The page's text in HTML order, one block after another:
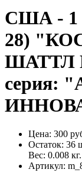
США - 1
28)
ШАТТЛ
серия:
Цена: 300
Остаток: 36
Вес: 0.008 кг.
Артикул: